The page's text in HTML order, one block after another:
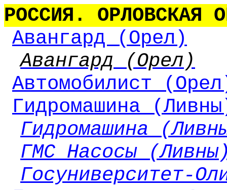
РОССИЯ. ОРЛОВСКАЯ
Авангард (Орел)
Авангард (Орел)
Автомобилист
Гидромашина
Гидромашина
ГМС Насосы
Госуниверситет-